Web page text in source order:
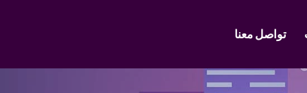
تواصل معنا